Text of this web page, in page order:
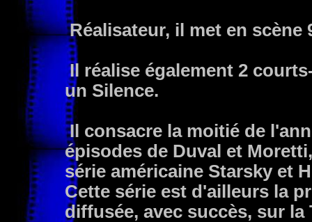
Réalisateur, il met en scène
Il réalise également 2
un Silence.
Il consacre la moitié de
épisodes de Duval et
série américaine Starsky et
Cette série est d'ailleurs la
diffusée, avec succès, sur la